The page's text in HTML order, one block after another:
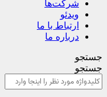
شرکت‌ها
ویدئو
ارتباط با ما
درباره ما
جستجو
جستجو